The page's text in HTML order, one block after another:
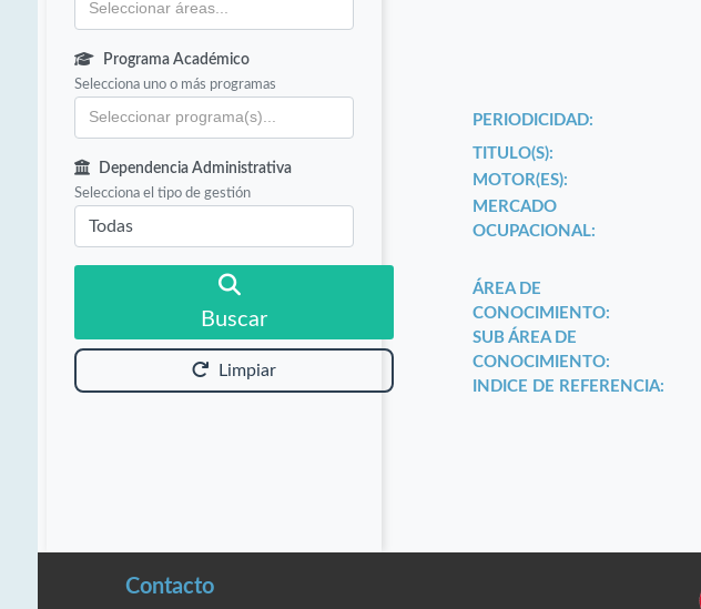
Programa Académico
Selecciona uno o más programas
Dependencia Administrativa
Selecciona el tipo de gestión
Buscar
Limpiar
PERIODICIDAD:
TITULO(S):
MOTOR(ES):
MERCADO
OCUPACIONAL:
ÁREA DE
CONOCIMIENTO:
SUB ÁREA DE
CONOCIMIENTO:
INDICE DE REFERENCIA:
Contacto